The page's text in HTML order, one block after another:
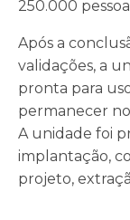
250.000
Após a
validações, a
pronta para
permanecer
A unidade foi
implantação,
projeto,